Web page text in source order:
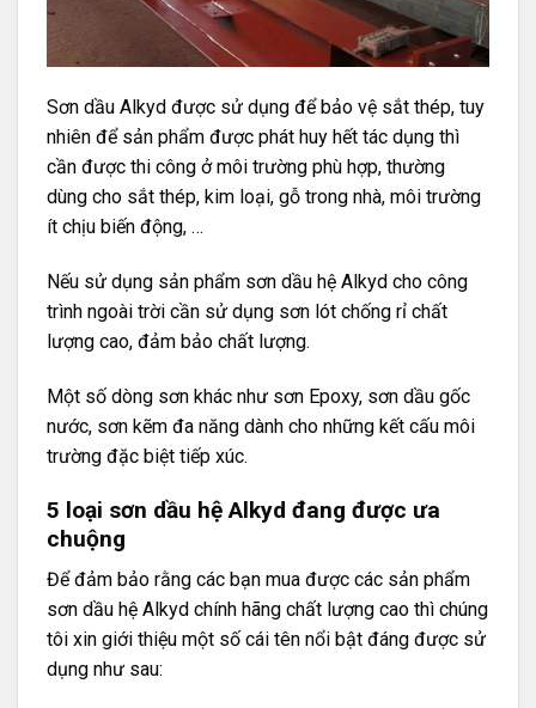
Sơn dầu Alkyd được sử dụng để bảo vệ sắt thép, tuy
nhiên để sản phẩm được phát huy hết tác dụng thì
cần được thi công ở môi trường phù hợp, thường
dùng cho sắt thép, kim loại, gỗ trong nhà, môi trường
ít chịu biến động, …
Nếu sử dụng sản phẩm sơn dầu hệ Alkyd cho công
trình ngoài trời cần sử dụng sơn lót chống rỉ chất
lượng cao, đảm bảo chất lượng.
Một số dòng sơn khác như sơn Epoxy, sơn dầu gốc
nước, sơn kẽm đa năng dành cho những kết cấu môi
trường đặc biệt tiếp xúc.
5 loại sơn dầu hệ Alkyd đang được ưa
chuộng
Để đảm bảo rằng các bạn mua được các sản phẩm
sơn dầu hệ Alkyd chính hãng chất lượng cao thì chúng
tôi xin giới thiệu một số cái tên nổi bật đáng được sử
dụng như sau: